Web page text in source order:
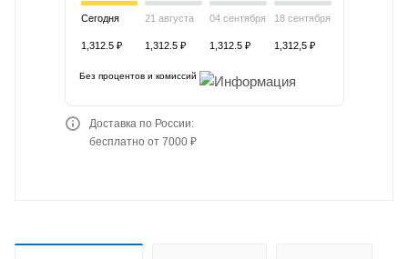
Сегодня
1,312.5 ₽
21 августа
1,312.5 ₽
04 сентября
1,312.5 ₽
18 сентября
1,312,5 ₽
Без процентов и комиссий
Доставка по России:
бесплатно от 7000 ₽